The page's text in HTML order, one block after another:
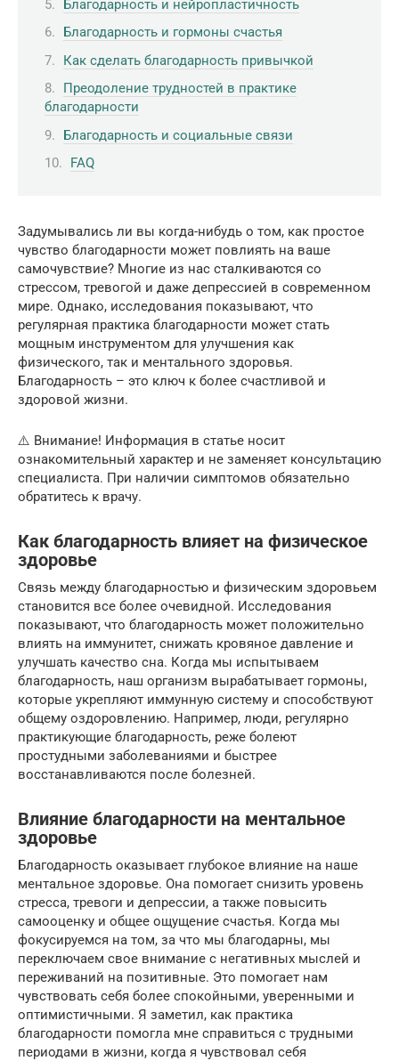
Благодарность и нейропластичность
Благодарность и гормоны счастья
Как сделать благодарность привычкой
Преодоление трудностей в практике
благодарности
Благодарность и социальные связи
FAQ
Задумывались ли вы когда-нибудь о том, как простое
чувство благодарности может повлиять на ваше
самочувствие? Многие из нас сталкиваются со
стрессом, тревогой и даже депрессией в современном
мире. Однако, исследования показывают, что
регулярная практика благодарности может стать
мощным инструментом для улучшения как
физического, так и ментального здоровья.
Благодарность – это ключ к более счастливой и
здоровой жизни.
⚠️ Внимание! Информация в статье носит
ознакомительный характер и не заменяет консультацию
специалиста. При наличии симптомов обязательно
обратитесь к врачу.
Как благодарность влияет на физическое
здоровье
Связь между благодарностью и физическим здоровьем
становится все более очевидной. Исследования
показывают, что благодарность может положительно
влиять на иммунитет, снижать кровяное давление и
улучшать качество сна. Когда мы испытываем
благодарность, наш организм вырабатывает гормоны,
которые укрепляют иммунную систему и способствуют
общему оздоровлению. Например, люди, регулярно
практикующие благодарность, реже болеют
простудными заболеваниями и быстрее
восстанавливаются после болезней.
Влияние благодарности на ментальное
здоровье
Благодарность оказывает глубокое влияние на наше
ментальное здоровье. Она помогает снизить уровень
стресса, тревоги и депрессии, а также повысить
самооценку и общее ощущение счастья. Когда мы
фокусируемся на том, за что мы благодарны, мы
переключаем свое внимание с негативных мыслей и
переживаний на позитивные. Это помогает нам
чувствовать себя более спокойными, уверенными и
оптимистичными. Я заметил, как практика
благодарности помогла мне справиться с трудными
периодами в жизни, когда я чувствовал себя